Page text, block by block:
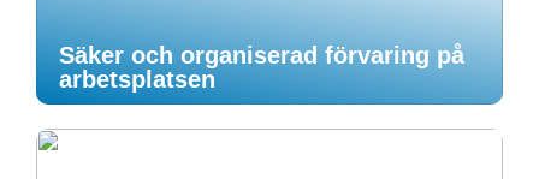
Säker och organiserad förvaring på
arbetsplatsen